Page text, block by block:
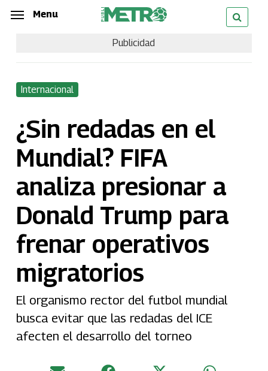
Skip
content
Menu
Publicidad
Internacional
¿Sin redadas en el
Mundial? FIFA
analiza presionar a
Donald Trump para
frenar operativos
migratorios
El organismo rector del futbol mundial
busca evitar que las redadas del ICE
afecten el desarrollo del torneo
Menu